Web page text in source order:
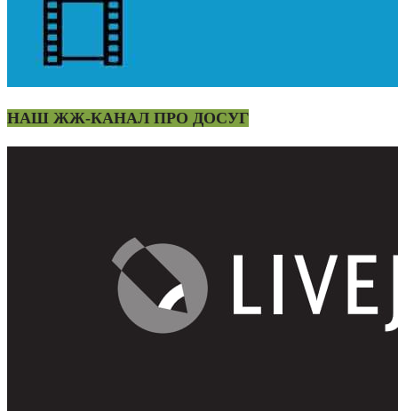
НАШ ЖЖ-КАНАЛ ПРО ДОСУГ